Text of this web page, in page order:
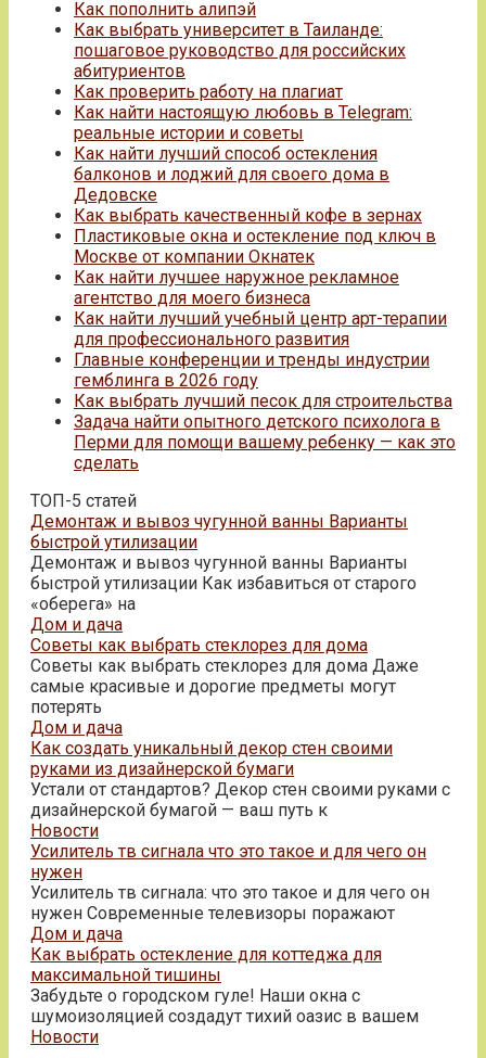
Как пополнить алипэй
Как выбрать университет в Таиланде:
пошаговое руководство для российских
абитуриентов
Как проверить работу на плагиат
Как найти настоящую любовь в Telegram:
реальные истории и советы
Как найти лучший способ остекления
балконов и лоджий для своего дома в
Дедовске
Как выбрать качественный кофе в зернах
Пластиковые окна и остекление под ключ в
Москве от компании Окнатек
Как найти лучшее наружное рекламное
агентство для моего бизнеса
Как найти лучший учебный центр арт-терапии
для профессионального развития
Главные конференции и тренды индустрии
гемблинга в 2026 году
Как выбрать лучший песок для строительства
Задача найти опытного детского психолога в
Перми для помощи вашему ребенку — как это
сделать
ТОП-5 статей
Демонтаж и вывоз чугунной ванны Варианты
быстрой утилизации
Демонтаж и вывоз чугунной ванны Варианты
быстрой утилизации Как избавиться от старого
«оберега» на
Дом и дача
Советы как выбрать стеклорез для дома
Советы как выбрать стеклорез для дома Даже
самые красивые и дорогие предметы могут
потерять
Дом и дача
Как создать уникальный декор стен своими
руками из дизайнерской бумаги
Устали от стандартов? Декор стен своими руками с
дизайнерской бумагой — ваш путь к
Новости
Усилитель тв сигнала что это такое и для чего он
нужен
Усилитель тв сигнала: что это такое и для чего он
нужен Современные телевизоры поражают
Дом и дача
Как выбрать остекление для коттеджа для
максимальной тишины
Забудьте о городском гуле! Наши окна с
шумоизоляцией создадут тихий оазис в вашем
Новости